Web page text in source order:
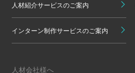
人材紹介サービスのご案内
インターン制作サービスのご案内
人材会社様へ